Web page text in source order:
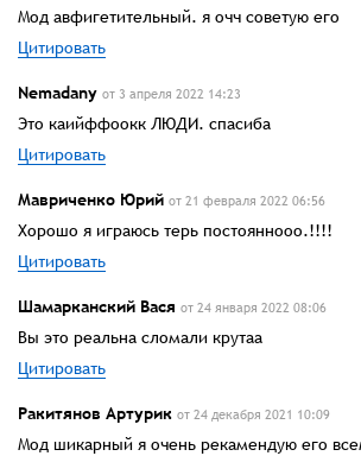
Мод авфигетительный. я очч советую его
Цитировать
Nemadanу от 3 апреля 2022 14:23
Это каийффоокк ЛЮДИ. спасиба
Цитировать
Мавриченко Юрий от 21 февраля 2022 06:56
Хорошо я играюсь терь постояннооо.!!!!
Цитировать
Шамарканский Вася от 24 января 2022 08:06
Вы это реальна сломали крутаа
Цитировать
Ракитянов Артурик от 24 декабря 2021 10:09
Мод шикарный я очень рекамендую его